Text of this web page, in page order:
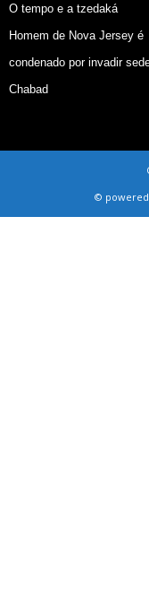
O tempo e a tzedaká
Homem de Nova Jersey é
condenado por invadir
Chabad
© powered